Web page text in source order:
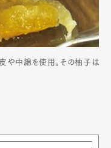
や中綿を使用。その柚子は